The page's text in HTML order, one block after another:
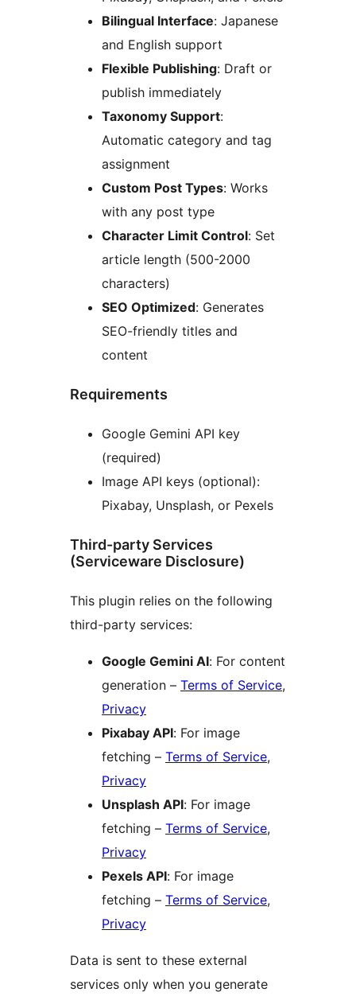
Bilingual Interface: Japanese
and English support
Flexible Publishing: Draft or
publish immediately
Taxonomy Support:
Automatic category and tag
assignment
Custom Post Types: Works
with any post type
Character Limit Control: Set
article length (500-2000
characters)
SEO Optimized: Generates
SEO-friendly titles and
content
Requirements
Google Gemini API key
(required)
Image API keys (optional):
Pixabay, Unsplash, or Pexels
Third-party Services
(Serviceware Disclosure)
This plugin relies on the following
third-party services:
Google Gemini AI: For content
generation – Terms of Service,
Privacy
Pixabay API: For image
fetching – Terms of Service,
Privacy
Unsplash API: For image
fetching – Terms of Service,
Privacy
Pexels API: For image
fetching – Terms of Service,
Privacy
Data is sent to these external
services only when you generate